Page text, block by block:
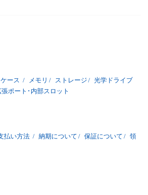
ケース / メモリ / ストレージ / 光学ドライブ
張ポート･内部スロット
払い方法 / 納期について / 保証について / 領